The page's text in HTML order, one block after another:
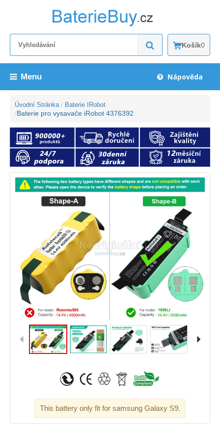
Košík0
Menu Nápověda
Úvodní Stránka Baterie IRobot
Baterie pro vysavače iRobot 4376392
This battery only fit for samsung Galaxy S9.